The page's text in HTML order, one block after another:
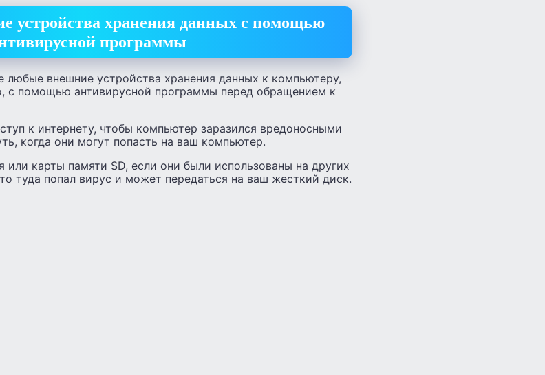
устройства хранения данных с помощью
программы
любые внешние устройства хранения данных к компьютеру,
с помощью антивирусной программы перед обращением к
к интернету, чтобы компьютер заразился вредоносными
когда они могут попасть на ваш компьютер.
или карты памяти SD, если они были использованы на других
туда попал вирус и может передаться на ваш жесткий диск.